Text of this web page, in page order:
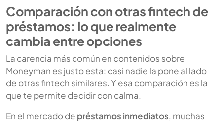
Comparación con otras fintech de
préstamos: lo que realmente
cambia entre opciones
La carencia más común en contenidos sobre
Moneyman es justo esta: casi nadie la pone al lado
de otras fintech similares. Y esa comparación es la
que te permite decidir con calma.
En el mercado de préstamos inmediatos, muchas